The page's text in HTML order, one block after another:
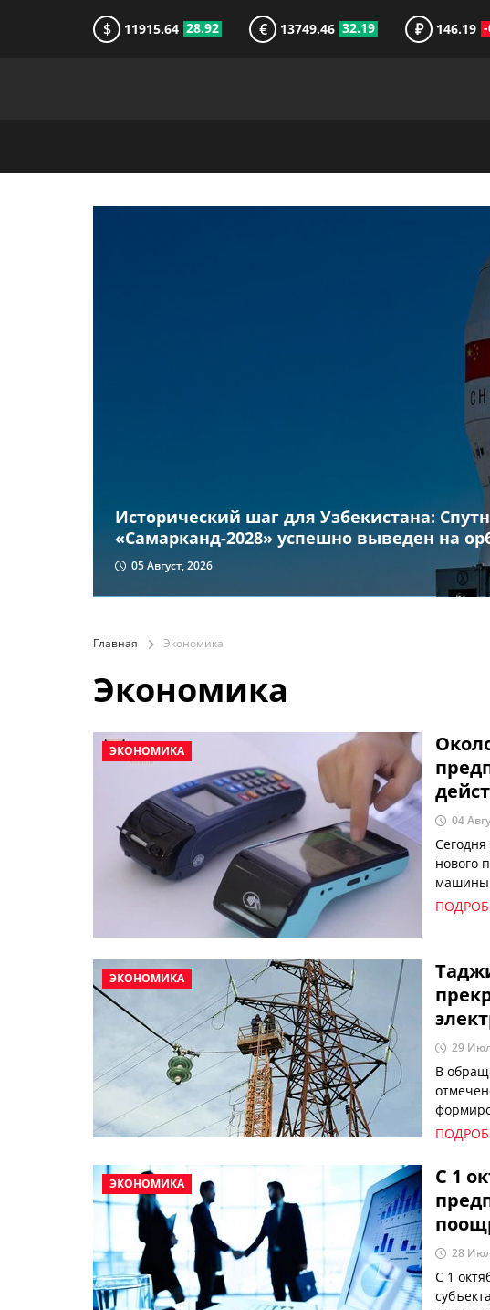
$ 11915.64 28.92 € 13749.46 32.19 ₽ 146.19
Исторический шаг для Узбекистана:
«Самарканд-2028» успешно выведен на
05 Август, 2026
Главная Экономика
Экономика
ЭКОНОМИКА
04
Сегодня
нового
машины
службе
ЭКОНОМИКА
29
В
ЭКОНОМИКА
С 1
28
С 1